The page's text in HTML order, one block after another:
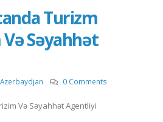
Turizm
Səyahhət
0 Comments
Və Səyahhət Agentliyi